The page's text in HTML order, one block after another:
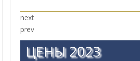
next
prev
ЦЕНЫ 2023